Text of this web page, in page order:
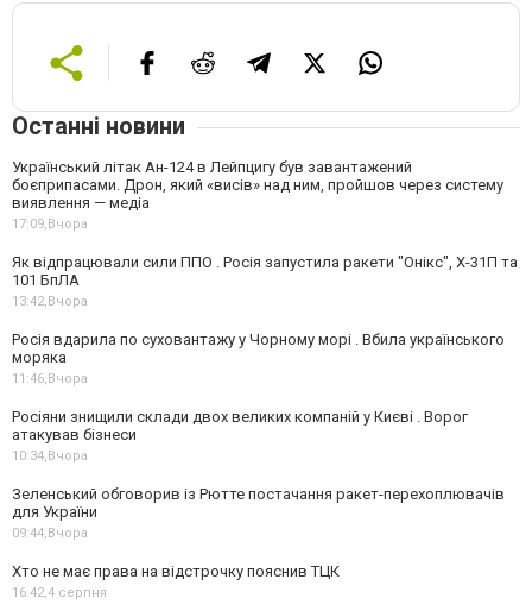
Останні новини
Український літак Ан-124 в Лейпцигу був завантажений
боєприпасами. Дрон, який «висів» над ним, пройшов через систему
виявлення — медіа
17:09,Вчора
Як відпрацювали сили ППО . Росія запустила ракети "Онікс", Х-31П та
101 БпЛА
13:42,Вчора
Росія вдарила по суховантажу у Чорному морі . Вбила українського
моряка
11:46,Вчора
Росіяни знищили склади двох великих компаній у Києві . Ворог
атакував бізнеси
10:34,Вчора
Зеленський обговорив із Рютте постачання ракет-перехоплювачів
для України
09:44,Вчора
Хто не має права на відстрочку пояснив ТЦК
16:42,4 серпня